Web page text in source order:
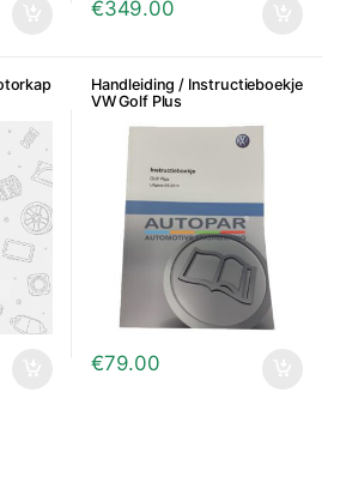
€349.00
Handleiding / Instructieboekje
VW Golf Plus
€79.00